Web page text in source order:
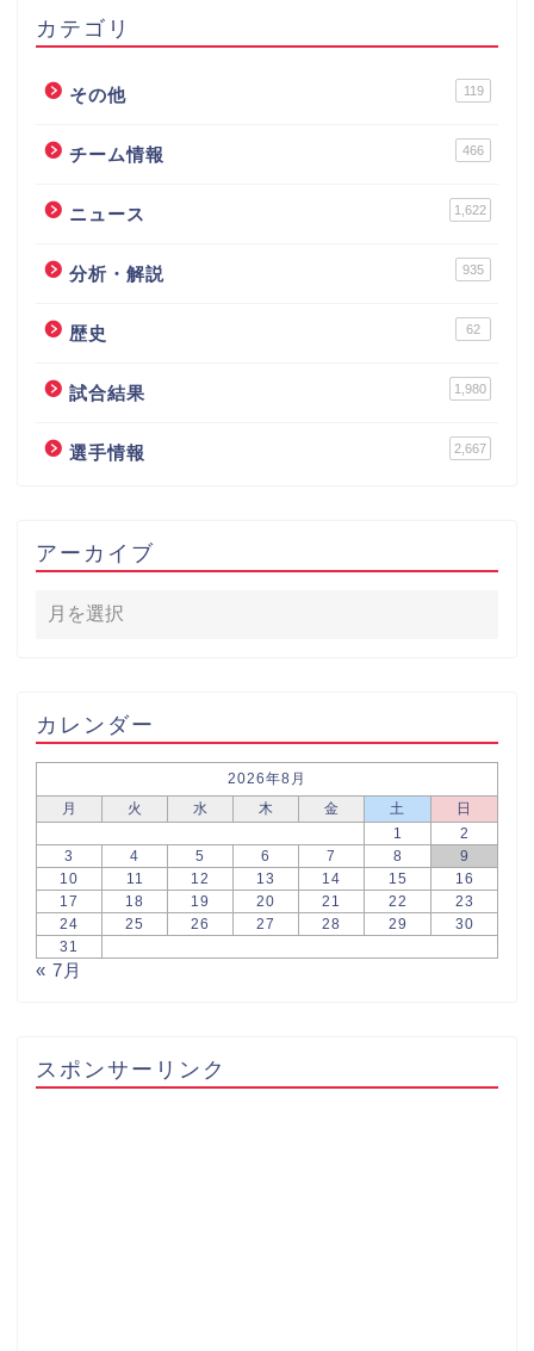
カテゴリ
その他 119
チーム情報 466
ニュース 1,622
分析・解説 935
歴史 62
試合結果 1,980
選手情報 2,667
アーカイブ
カレンダー
2026年8月
月
火 水 木 金 土
日
1
2
3
4 5 6 7 8
9
10
11 12 13 14 15
16
17
18 19 20 21 22
23
24
25 26 27 28 29
30
31
« 7月
スポンサーリンク